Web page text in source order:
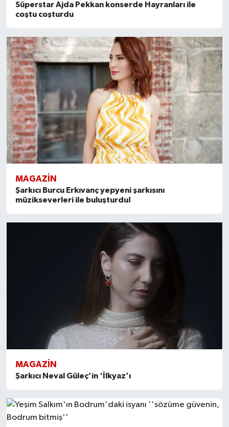
Süperstar Ajda Pekkan konserde Hayranları ile
coştu coşturdu
MAGAZİN
Şarkıcı Burcu Erkıvanç yepyeni şarkısını
müzikseverleri ile buluşturdu!
MAGAZİN
Şarkıcı Neval Güleç’in ‘İlkyaz’ı